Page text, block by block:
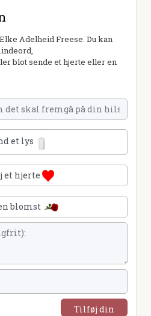
Adelheid Freese. Du kan
blot sende et hjerte eller en
et lys
et hjerte
blomst
Tilføj din